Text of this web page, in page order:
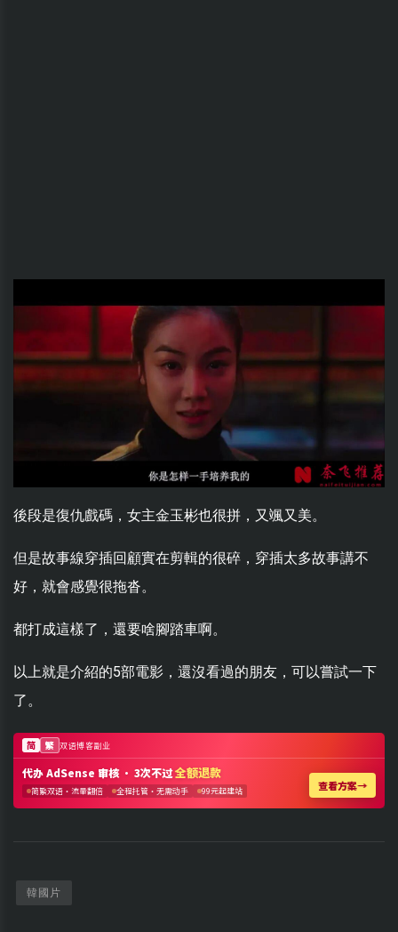
後段是復仇戲碼，女主金玉彬也很拼，又颯又美。
但是故事線穿插回顧實在剪輯的很碎，穿插太多故事講不
好，就會感覺很拖沓。
都打成這樣了，還要啥腳踏車啊。
以上就是介紹的5部電影，還沒看過的朋友，可以嘗試一下
了。
韓國片